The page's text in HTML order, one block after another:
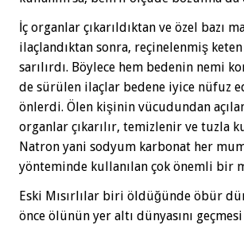
İç organlar çıkarıldıktan ve özel bazı
ilaçlandıktan sonra, reçinelenmiş
sarılırdı. Böylece hem bedenin nemi
de sürülen ilaçlar bedene iyice nüfuz
önlerdi. Ölen kişinin vücudundan
organlar çıkarılır, temizlenir ve tuzla
Natron yani sodyum karbonat her
yönteminde kullanılan çok önemli bir
Eski Mısırlılar biri öldüğünde öbür
önce ölünün yer altı dünyasını